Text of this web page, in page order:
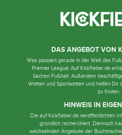
DAS ANGEBOT VON
Was passiert gerade in der Welt des
Premier League: Auf Kickfieber.de
Sachen Fußball. Außerdem
Wetten und Sportwetten und helfen Dir
zu finden.
HINWEIS IN
Die auf Kickfieber.de veröffentlichten
gründlich recherchiert. Dennoch
wechselnden Angebote der